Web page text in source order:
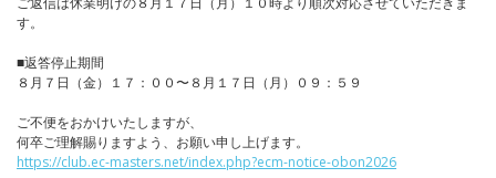
す。
■返答停止期間
８月７日（金）１７：００〜８月１７日（月）０９：５９
ご不便をおかけいたしますが、
何卒ご理解賜りますよう、お願い申し上げます。
https://club.ec-masters.net/index.php?ecm-notice-obon2026